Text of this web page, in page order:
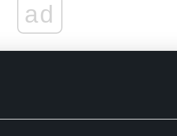
ad